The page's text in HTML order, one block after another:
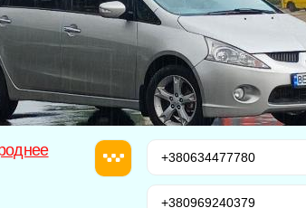
+380634477780
+380969240379